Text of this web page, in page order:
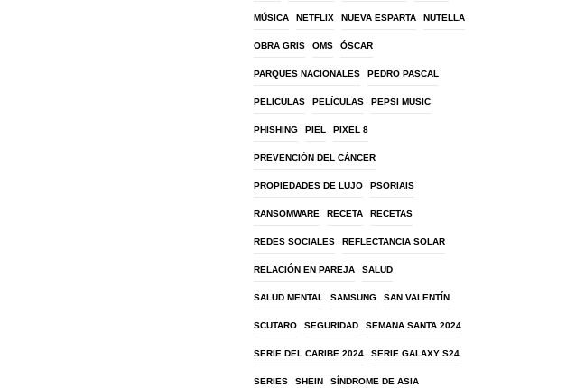
MÚSICA NETFLIX NUEVA ESPARTA NUTELLA
OBRA GRIS OMS ÓSCAR
PARQUES NACIONALES PEDRO PASCAL
PELICULAS PELÍCULAS PEPSI MUSIC
PHISHING PIEL PIXEL 8
PREVENCIÓN DEL CÁNCER
PROPIEDADES DE LUJO PSORIAIS
RANSOMWARE RECETA RECETAS
REDES SOCIALES REFLECTANCIA SOLAR
RELACIÓN EN PAREJA SALUD
SALUD MENTAL SAMSUNG SAN VALENTÍN
SCUTARO SEGURIDAD SEMANA SANTA 2024
SERIE DEL CARIBE 2024 SERIE GALAXY S24
SERIES SHEIN SÍNDROME DE ASIA